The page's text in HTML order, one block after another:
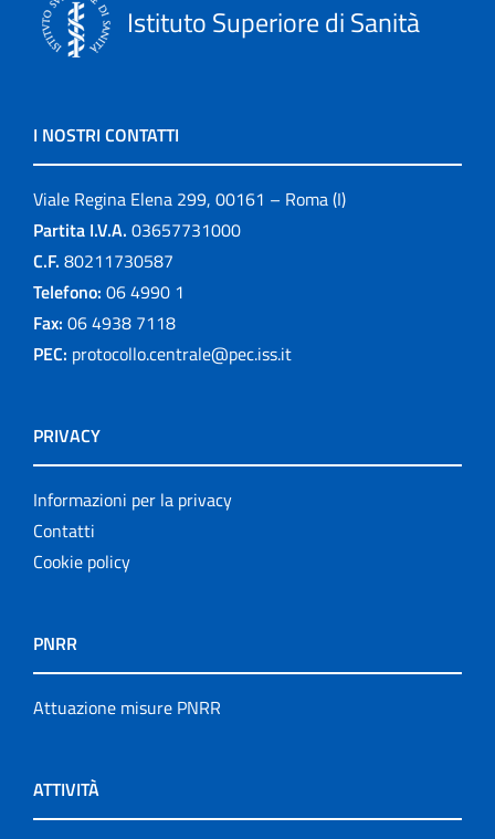
Istituto Superiore di Sanità
I NOSTRI CONTATTI
Viale Regina Elena 299, 00161 – Roma (I)
Partita I.V.A. 03657731000
C.F. 80211730587
Telefono: 06 4990 1
Fax: 06 4938 7118
PEC: protocollo.centrale@pec.iss.it
PRIVACY
Informazioni per la privacy
Contatti
Cookie policy
PNRR
Attuazione misure PNRR
ATTIVITÀ